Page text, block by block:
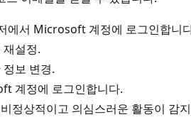
에서 Microsoft 계정에 로그인합니
설정.
보 변경.
계정에 로그인합니다.
정상적이고 의심스러운 활동이 감